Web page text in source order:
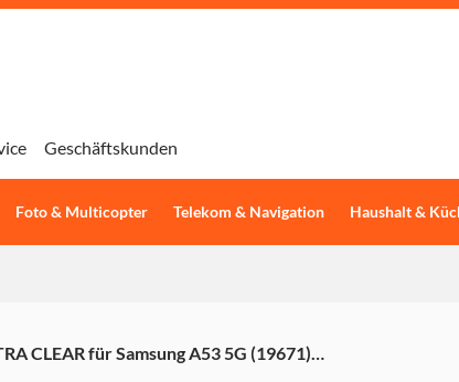
Foto & Multicopter Telekom & Navigation Haushalt &
Geschäftskunden
CLEAR für Samsung A53 5G (19671)